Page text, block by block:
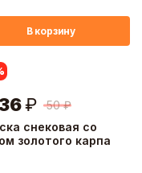
В корзину
снековая со
золотого карпа
50 ₽
₽